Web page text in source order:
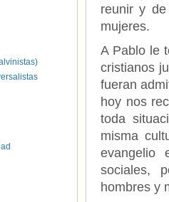
reunir y
mujeres.
A Pablo le
cristianos
fueran
hoy nos
toda
misma
evangelio
sociales,
hombres y